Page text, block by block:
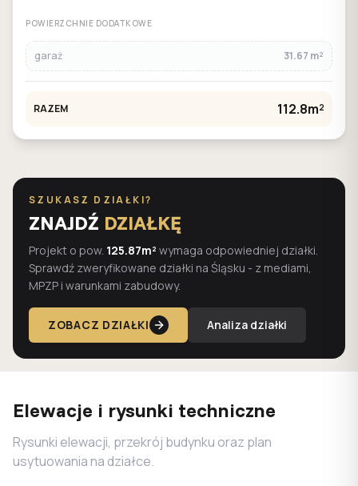
POWIERZCHNIE DODATKOWE
garaż 31.67 m²
RAZEM 112.8m²
SZUKASZ DZIAŁKI?
ZNAJDŹ DZIAŁKĘ
Projekt o pow. 125.87m² wymaga odpowiedniej działki.
Sprawdź zweryfikowane działki na Śląsku - z mediami,
MPZP i warunkami zabudowy.
ZOBACZ DZIAŁKI Analiza działki
Elewacje i rysunki techniczne
Rysunki elewacji, przekrój budynku oraz plan
usytuowania na działce.